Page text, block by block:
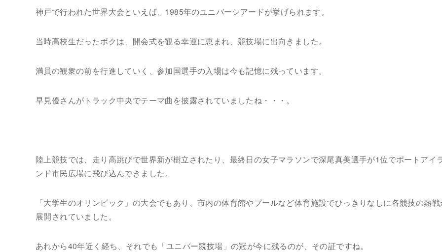
神戸で行われた世界大会といえば、1985年のユニバーシアードが挙げられます。
当時高校生だったボクは、開会式を観る幸運に恵まれ、競技場に出向きました。
満員の観衆の前を行進していく、参加国選手の入場は今も記憶に残っています。
早見優さんがトラック中央でテーマ曲を披露されていましたね・・・。
陸上競技では、走り高跳びで世界新が樹立されたり、最終日の女子マラソンで深尾真美選手が1位でポートアイ
ンド市民広場に飛び込んできました。
「大学生のオリンピック」の大会でもあり、市内の体育館やプールなど体育施設でひっきりなしに各競技の熱
展開されていました。
あれから40年近く経ち、それでも「ユニバー競技場」の冠が今に残るのが、その証ですね。